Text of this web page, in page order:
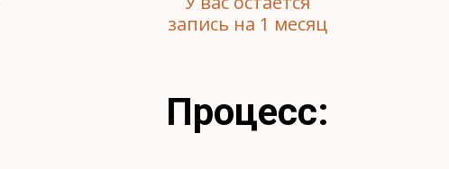
запись на 1 месяц
Процесс: